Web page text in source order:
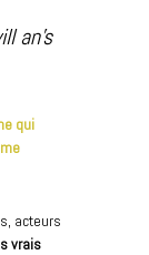
an’s
qui
acteurs
vrais